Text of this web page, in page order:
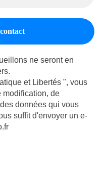
ne seront en
et Libertés ", vous
modification, de
données qui vous
suffit d'envoyer un e-